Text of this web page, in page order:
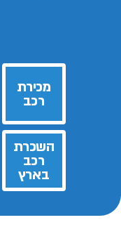
מכירת
רכב
השכרת
רכב
בארץ